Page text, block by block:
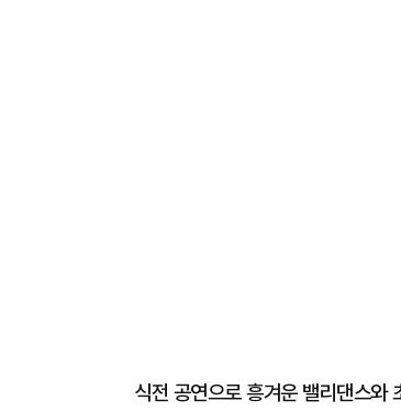
식전 공연으로 흥겨운 밸리댄스와